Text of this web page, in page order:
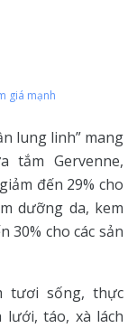
giá mạnh
lung linh” mang
tắm Gervenne,
đến 29% cho
dưỡng da, kem
30% cho các sản
tươi sống, thực
lưới, táo, xà lách